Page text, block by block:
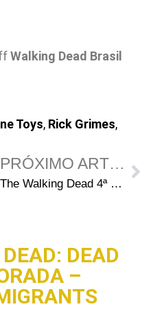
Walking Dead Brasil
Toys, Rick Grimes,
PRÓXIMO ARTIGO
The Walking Dead 4ª Temporada: Teaser “Invasão ao Bloco D”
DEAD
–